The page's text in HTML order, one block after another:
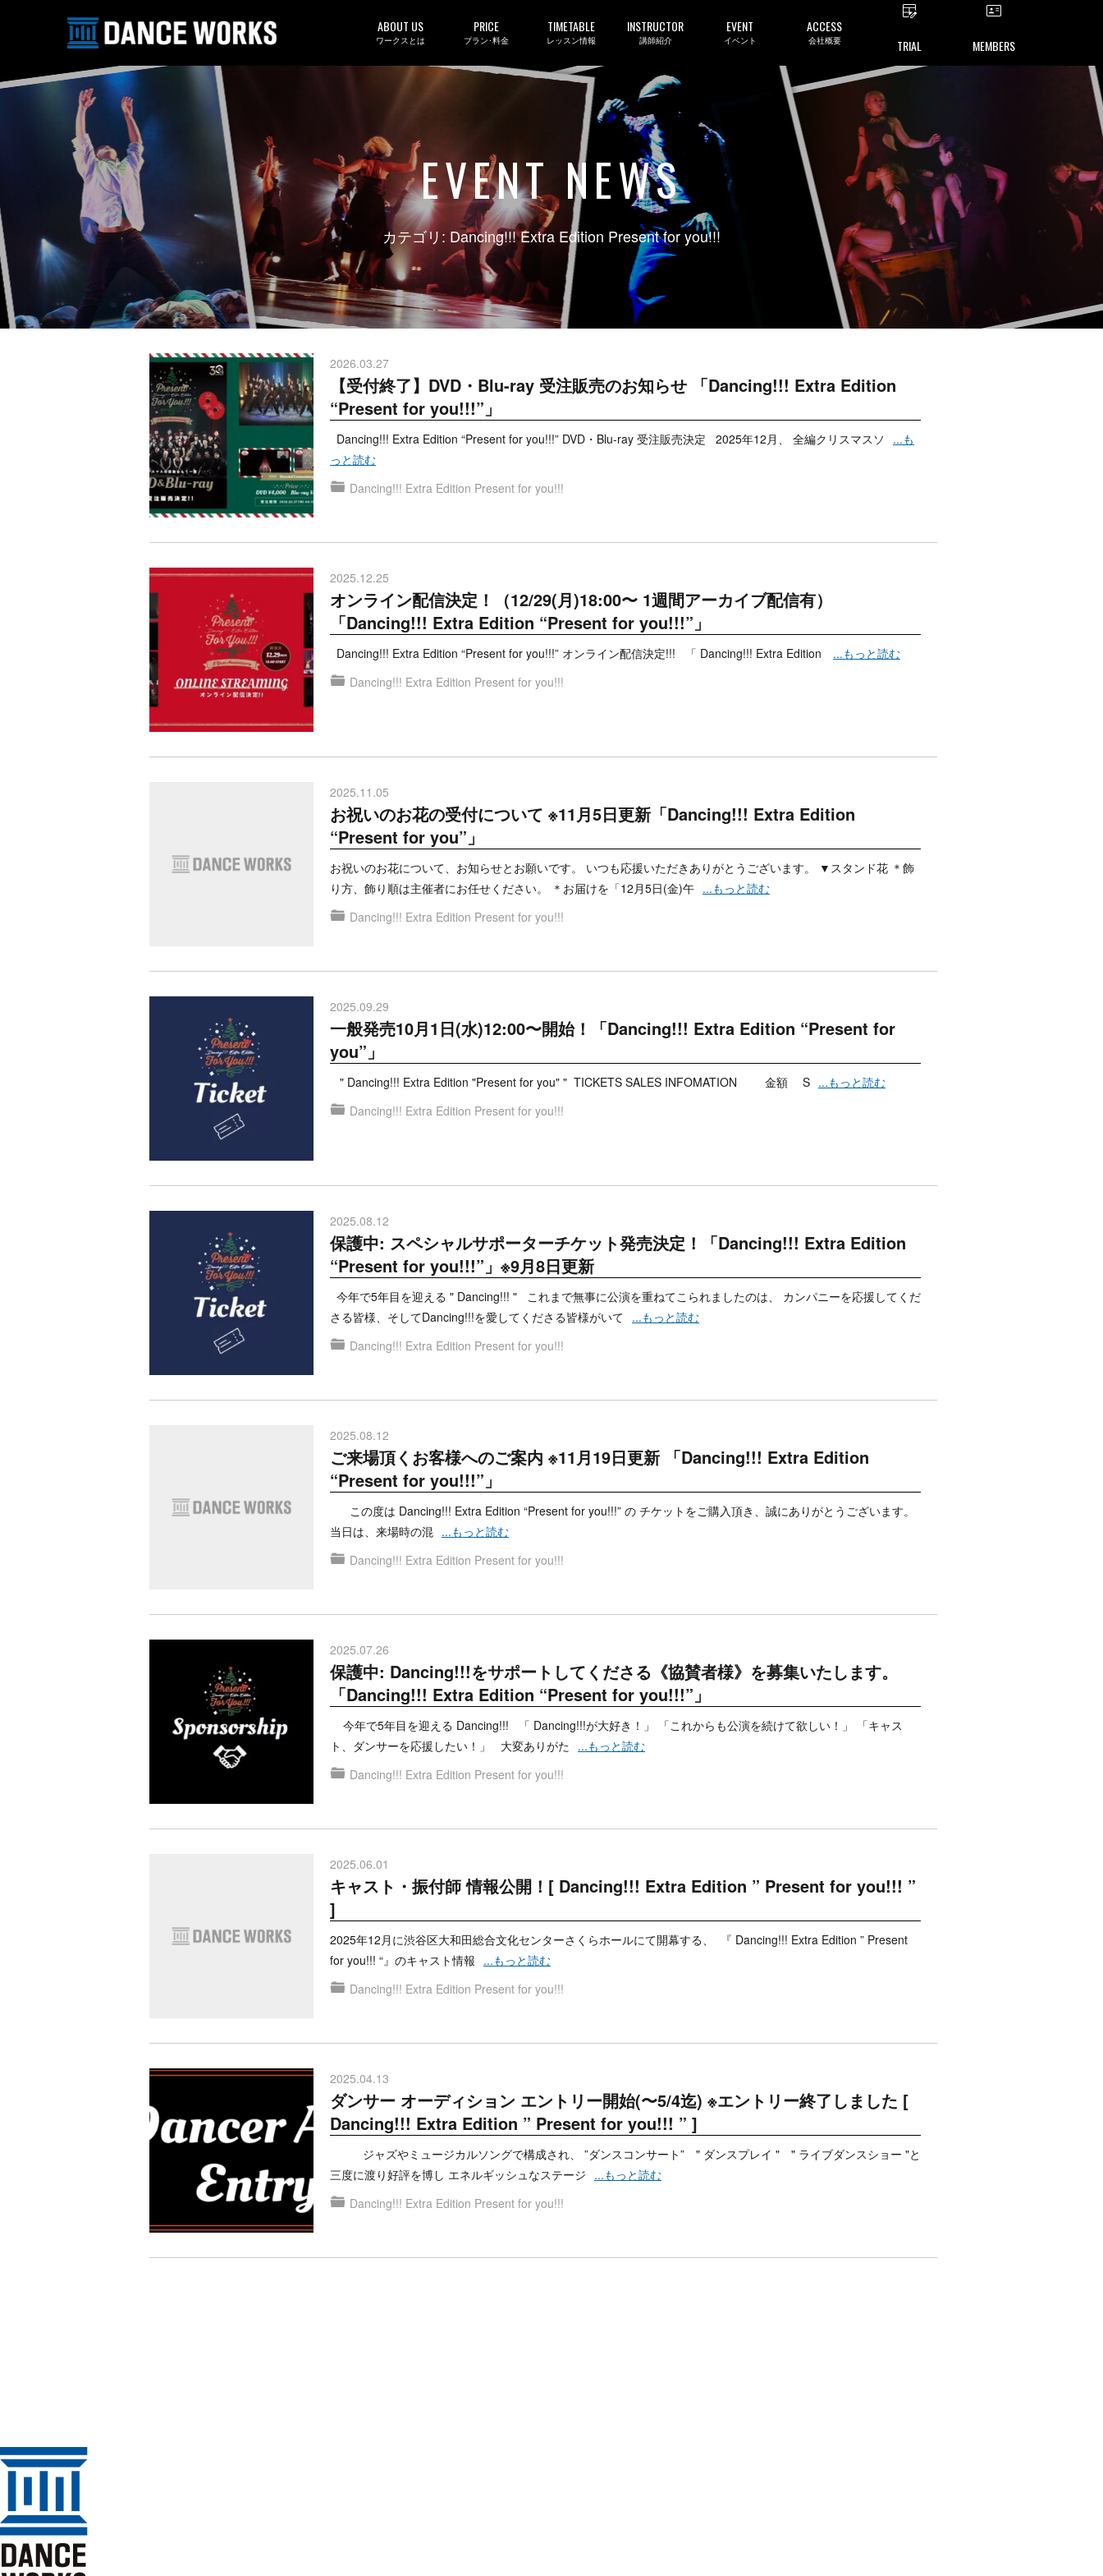
ABOUT US
ワークスとは
PRICE
プラン･料金
TIMETABLE
レッスン情報
INSTRUCTOR
講師紹介
EVENT
イベント
ACCESS
会社概要 TRIAL MEMBERS
EVENT NEWS
カテゴリ: Dancing!!! Extra Edition Present for you!!!
2026.03.27
【受付終了】DVD・Blu-ray 受注販売のお知らせ 「Dancing!!! Extra Edition
“Present for you!!!”」
Dancing!!! Extra Edition “Present for you!!!” DVD・Blu-ray 受注販売決定 2025年12月、 全編クリスマスソ
...も
っと読む
Dancing!!! Extra Edition Present for you!!!
2025.12.25
オンライン配信決定！（12/29(月)18:00〜 1週間アーカイブ配信有）
「Dancing!!! Extra Edition “Present for you!!!”」
Dancing!!! Extra Edition “Present for you!!!” オンライン配信決定!!! 「 Dancing!!! Extra Edition
...もっと読む
Dancing!!! Extra Edition Present for you!!!
2025.11.05
お祝いのお花の受付について ※11月5日更新「Dancing!!! Extra Edition
“Present for you”」
お祝いのお花について、お知らせとお願いです。 いつも応援いただきありがとうございます。 ▼スタンド花 ＊飾
り方、飾り順は主催者にお任せください。 ＊お届けを「12月5日(金)午 ...もっと読む
Dancing!!! Extra Edition Present for you!!!
2025.09.29
一般発売10月1日(水)12:00〜開始！「Dancing!!! Extra Edition “Present for
you”」
" Dancing!!! Extra Edition "Present for you" " TICKETS SALES INFOMATION 金額 S ...もっと読む
Dancing!!! Extra Edition Present for you!!!
2025.08.12
保護中: スペシャルサポーターチケット発売決定！「Dancing!!! Extra Edition
“Present for you!!!”」※9月8日更新
今年で5年目を迎える " Dancing!!! " これまで無事に公演を重ねてこられましたのは、 カンパニーを応援してくだ
さる皆様、そしてDancing!!!を愛してくださる皆様がいて ...もっと読む
Dancing!!! Extra Edition Present for you!!!
2025.08.12
ご来場頂くお客様へのご案内 ※11月19日更新 「Dancing!!! Extra Edition
“Present for you!!!”」
この度は Dancing!!! Extra Edition “Present for you!!!” の チケットをご購入頂き、誠にありがとうございます。
当日は、来場時の混 ...もっと読む
Dancing!!! Extra Edition Present for you!!!
2025.07.26
保護中: Dancing!!!をサポートしてくださる《協賛者様》を募集いたします。
「Dancing!!! Extra Edition “Present for you!!!”」
今年で5年目を迎える Dancing!!! 「 Dancing!!!が大好き！」 「これからも公演を続けて欲しい！」 「キャス
ト、ダンサーを応援したい！」 大変ありがた ...もっと読む
Dancing!!! Extra Edition Present for you!!!
2025.06.01
キャスト・振付師 情報公開！[ Dancing!!! Extra Edition ” Present for you!!! ”
]
2025年12月に渋谷区大和田総合文化センターさくらホールにて開幕する、 『 Dancing!!! Extra Edition ” Present
for you!!! “』のキャスト情報 ...もっと読む
Dancing!!! Extra Edition Present for you!!!
2025.04.13
ダンサー オーディション エントリー開始(〜5/4迄) ※エントリー終了しました [
Dancing!!! Extra Edition ” Present for you!!! ” ]
ジャズやミュージカルソングで構成され、 ”ダンスコンサート” " ダンスプレイ " " ライブダンスショー "と
三度に渡り好評を博し エネルギッシュなステージ ...もっと読む
Dancing!!! Extra Edition Present for you!!!